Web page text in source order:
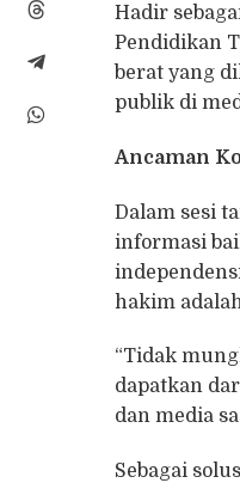
Hadir
Pendidikan
berat yang
publik di
Ancaman
Dalam sesi
informasi
hakim
“Tidak
dapatkan
dan media
Sebagai